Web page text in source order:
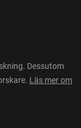
Dessutom
Läs mer om